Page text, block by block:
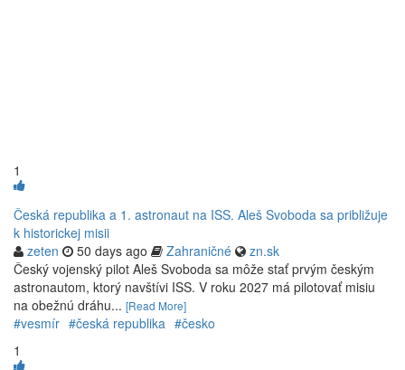
1
Česká republika a 1. astronaut na ISS. Aleš Svoboda sa približuje
k historickej misii
zeten
50 days ago Zahraničné
zn.sk
Český vojenský pilot Aleš Svoboda sa môže stať prvým českým
astronautom, ktorý navštívi ISS. V roku 2027 má pilotovať misiu
na obežnú dráhu... [Read More]
#vesmír #česká republika #česko
1